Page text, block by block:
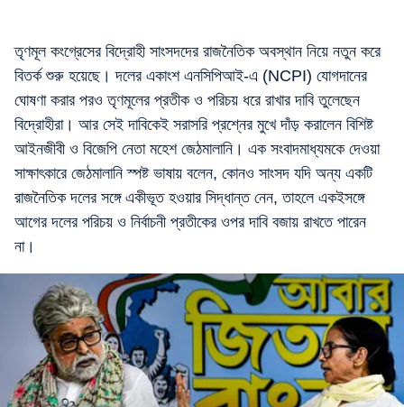
তৃণমূল কংগ্রেসের বিদ্রোহী সাংসদদের রাজনৈতিক অবস্থান নিয়ে নতুন করে
বিতর্ক শুরু হয়েছে। দলের একাংশ এনসিপিআই-এ (NCPI) যোগদানের
ঘোষণা করার পরও তৃণমূলের প্রতীক ও পরিচয় ধরে রাখার দাবি তুলেছেন
বিদ্রোহীরা। আর সেই দাবিকেই সরাসরি প্রশ্নের মুখে দাঁড় করালেন বিশিষ্ট
আইনজীবী ও বিজেপি নেতা মহেশ জেঠমালানি। এক সংবাদমাধ্যমকে দেওয়া
সাক্ষাৎকারে জেঠমালানি স্পষ্ট ভাষায় বলেন, কোনও সাংসদ যদি অন্য একটি
রাজনৈতিক দলের সঙ্গে একীভূত হওয়ার সিদ্ধান্ত নেন, তাহলে একইসঙ্গে
আগের দলের পরিচয় ও নির্বাচনী প্রতীকের ওপর দাবি বজায় রাখতে পারেন
না।